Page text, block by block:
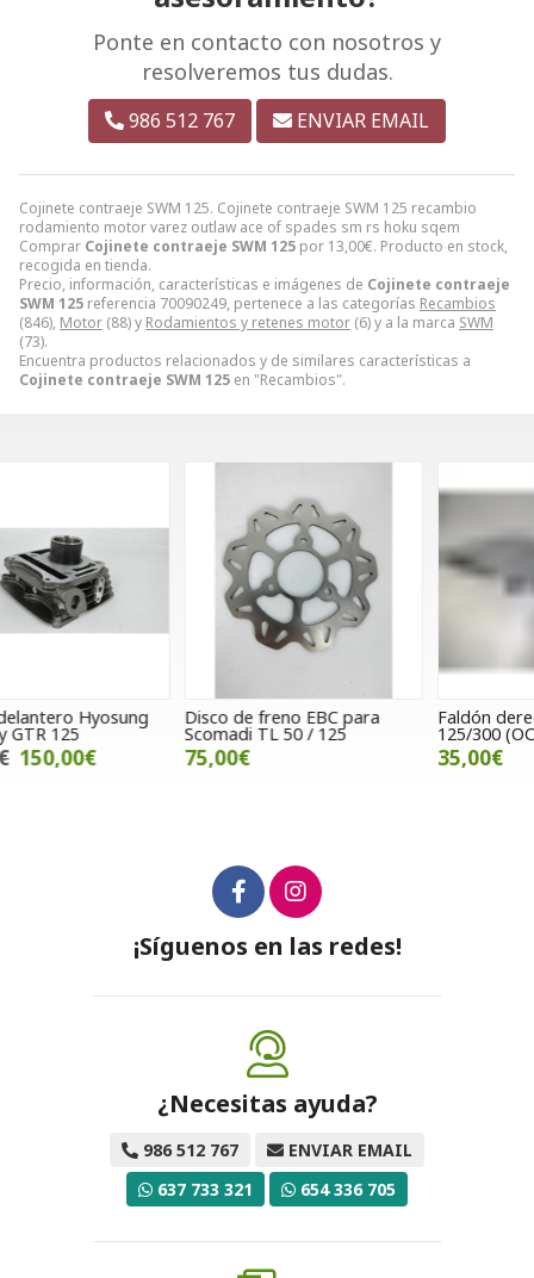
Cojinete contraeje SWM 125. Cojinete contraeje SWM 125 recambio
rodamiento motor varez outlaw ace of spades sm rs hoku sqem
Comprar Cojinete contraeje SWM 125 por 13,00€. Producto en stock,
recogida en tienda.
Precio, información, características e imágenes de Cojinete contraeje
SWM 125 referencia 70090249, pertenece a las categorías Recambios
(846), Motor (88) y Rodamientos y retenes motor (6) y a la marca SWM
(73).
Encuentra productos relacionados y de similares características a
Cojinete contraeje SWM 125 en "Recambios".
Ponte en contacto con nosotros y
resolveremos tus dudas.
986 512 767 ENVIAR EMAIL
Disco de freno EBC para
Scomadi TL 50 / 125
75,00€
Faldón derecho Kymco K-Xct
125/300 (OCASION)
¡Síguenos en las redes!
¿Necesitas ayuda?
986 512 767
ENVIAR EMAIL
637 733 321
654 336 705